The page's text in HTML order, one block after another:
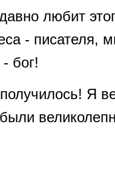
любит
- писателя,
бог!
Я